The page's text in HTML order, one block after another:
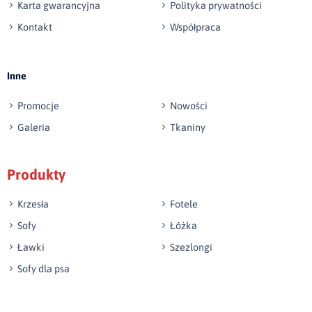
Wyślij opinię
Karta gwarancyjna
Polityka prywatności
Kontakt
Współpraca
Inne
Promocje
Nowości
Galeria
Tkaniny
Produkty
Krzesła
Fotele
Sofy
Łóżka
Ławki
Szezlongi
Sofy dla psa